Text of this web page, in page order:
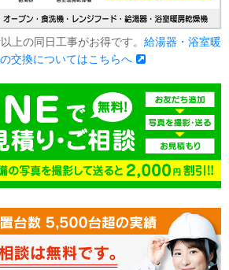
上の同日工事がお得です。 給湯器・浴室暖
交換についてはこちらへ